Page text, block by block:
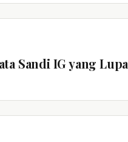
Sandi IG yang Lupa